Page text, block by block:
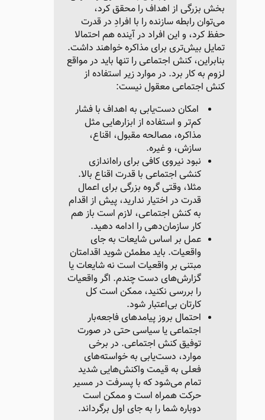
بخش بزرگی از اهداف را محقق کرد،
می‌توان رابطه سازنده را با افرادِ در قدرت
حفظ کرد، و این افراد در آینده هم احتمالا
تمایل بیش‌تری برای مذاکره خواهند داشت.
بنابراین، کنش اجتماعی را تنها باید در مواقع
لزوم به کار برد. در موارد زیر استفاده از
کنش اجتماعی معقول نیست:
امکان دست‌یابی به اهداف با فشار
کم‌تر و استفاده از ابزارهایی مثل
مذاکره، مصالحه مقبول، اقناع،
سازش، و غیره.
نبود نیروی کافی برای راه‌اندازی
کنشی اجتماعی با قدرت اقناع بالا.
مثلا، وقتی گروه بزرگی برای اعمال
قدرت در اختیار ندارید، پیش از اقدام
به کنش اجتماعی، لازم است باز هم
کار سازمان‌دهی را ادامه دهید.
عمل بر اساس شایعات به جای
واقعیات. باید مطمئن شوید اقدامتان
مبتنی بر واقعیات است نه شایعات یا
گزارش‌های دست‌ چندم. اگر واقعیات
را بررسی نکنید، ممکن است کل
کارتان بی‌اعتبار شود.
احتمال بروز پیامدهای فاجعه‌بار
اجتماعی یا سیاسی حتی در صورت
توفیق کنش اجتماعی. در برخی
موارد، دست‌یابی به خواسته‌های
فعلی به قیمت واکنش‌هایی شدید
تمام می‌شود که با پسرفت در مسیر
حرکت همراه است و ممکن است
دوباره شما را به جای اول برگرداند.